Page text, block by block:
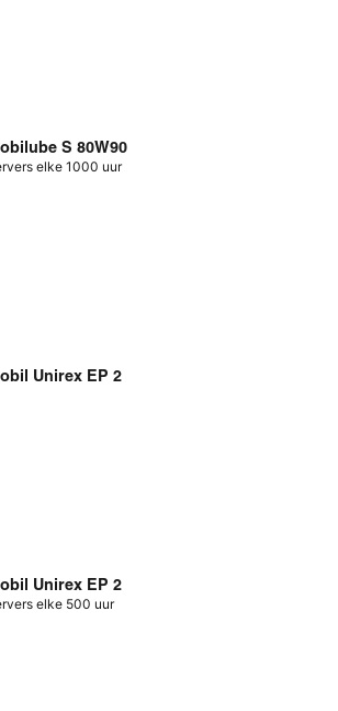
S 80W90
elke 1000 uur
Unirex EP 2
Unirex EP 2
elke 500 uur